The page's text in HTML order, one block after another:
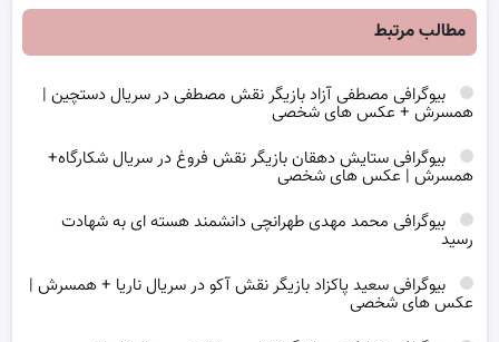
مطالب مرتبط
بیوگرافی مصطفی آزاد بازیگر نقش مصطفی در سریال دستچین |
همسرش + عکس های شخصی
بیوگرافی ستایش دهقان بازیگر نقش فروغ در سریال شکارگاه+
همسرش | عکس های شخصی
بیوگرافی محمد مهدی طهرانچی دانشمند هسته ای به شهادت
رسید
بیوگرافی سعید پاکزاد بازیگر نقش آکو در سریال ناریا + همسرش |
عکس های شخصی